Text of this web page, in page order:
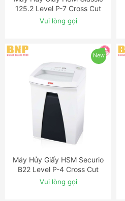
125.2 Level P-7 Cross Cut
Shredder with Automatic
Oiler
Vui lòng gọi
New
ĐẶT NGAY
Máy Hủy Giấy HSM Securio
B22 Level P-4 Cross Cut
Shredder
Vui lòng gọi